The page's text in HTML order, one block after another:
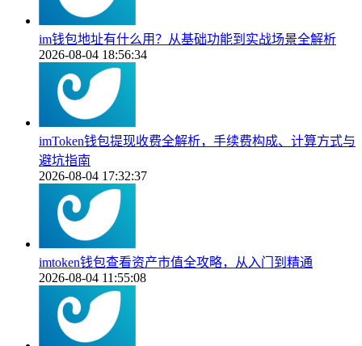
im钱包地址有什么用？从基础功能到实战场景全解析
2026-08-04 18:56:34
imToken钱包提现收费全解析，手续费构成、计算方式与
避坑指南
2026-08-04 17:32:37
imtoken钱包查看资产市值全攻略，从入门到精通
2026-08-04 11:55:08